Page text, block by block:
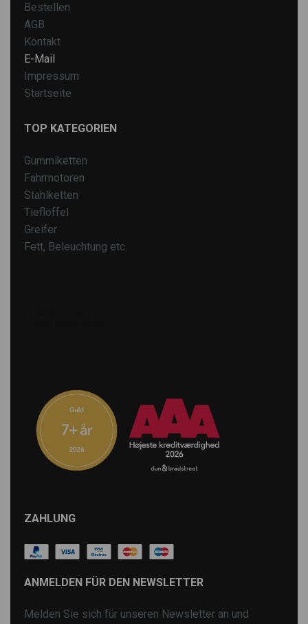
Bestellen
AGB
Kontakt
E-Mail
Impressum
Startseite
TOP KATEGORIEN
Gummiketten
Fahrmotoren
Stahlketten
Tieflöffel
Greifer
Fett, Beleuchtung etc.
ZAHLUNG
ANMELDEN FÜR DEN NEWSLETTER
Melden Sie sich für unseren Newsletter an und